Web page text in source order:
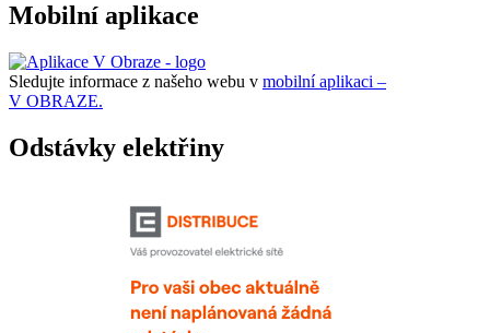
Mobilní aplikace
Sledujte informace z našeho webu v mobilní aplikaci –
V OBRAZE.
Odstávky elektřiny